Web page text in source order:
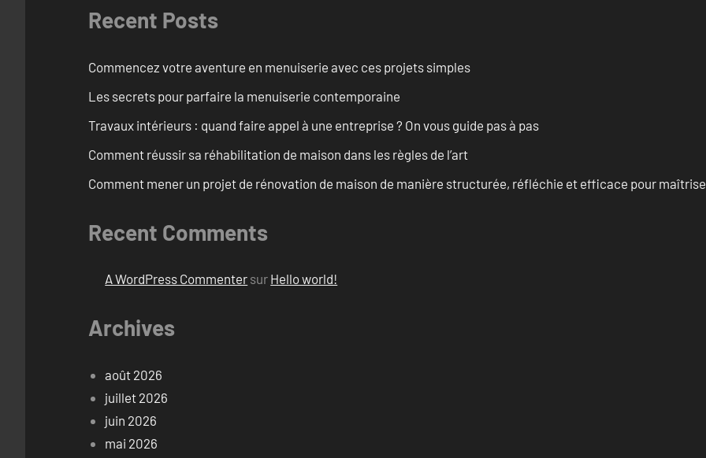
Recent Posts
Commencez votre aventure en menuiserie avec ces projets simples
Les secrets pour parfaire la menuiserie contemporaine
Travaux intérieurs : quand faire appel à une entreprise ? On vous guide pas à pas
Comment réussir sa réhabilitation de maison dans les règles de l’art
Comment mener un projet de rénovation de maison de manière structurée, réfléchie et efficace pour
Recent Comments
A WordPress Commenter sur Hello world!
Archives
août 2026
juillet 2026
juin 2026
mai 2026